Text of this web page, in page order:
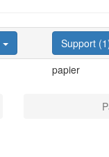
Support
papier